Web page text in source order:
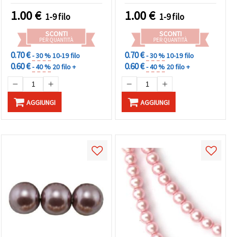
creativi, ±80 cm (~110 pz)
1.00€ 1-9 filo
SCONTI
PER QUANTITÀ
0.70 €- 30 %10-19 filo
0.60 €- 40 % 20 filo +
AGGIUNGI
1.00€ 1-9 filo
SCONTI
PER QUANTITÀ
0.70 €- 30 %10-19 filo
0.60 €- 40 % 20 filo +
AGGIUNGI